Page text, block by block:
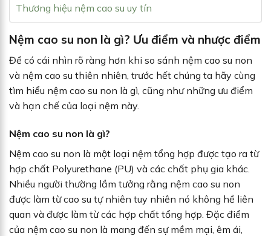
Thương hiệu nệm cao su uy tín
Nệm cao su non là gì? Ưu điểm và nhược điểm
Để có cái nhìn rõ ràng hơn khi so sánh nệm cao su non
và nệm cao su thiên nhiên, trước hết chúng ta hãy cùng
tìm hiểu nệm cao su non là gì, cũng như những ưu điểm
và hạn chế của loại nệm này.
Nệm cao su non là gì?
Nệm cao su non là một loại nệm tổng hợp được tạo ra từ
hợp chất Polyurethane (PU) và các chất phụ gia khác.
Nhiều người thường lầm tưởng rằng nệm cao su non
được làm từ cao su tự nhiên tuy nhiên nó không hề liên
quan và được làm từ các hợp chất tổng hợp. Đặc điểm
của nệm cao su non là mang đến sự mềm mại, êm ái,